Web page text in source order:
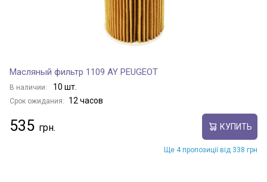
Масляный фильтр 1109 AY PEUGEOT
В наличии: 10 шт.
Срок ожидания: 12 часов
535 КУПИТЬ
Ще 4 пропозиції від 338 грн